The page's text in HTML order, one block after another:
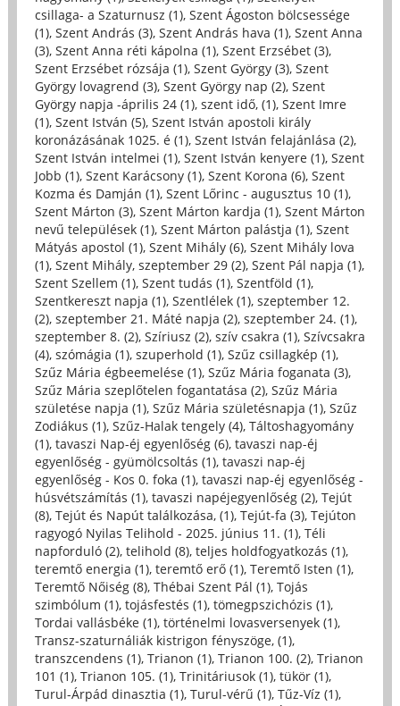
csillaga- a Szaturnusz (1), Szent Ágoston bölcsessége
(1), Szent András (3), Szent András hava (1), Szent Anna
(3), Szent Anna réti kápolna (1), Szent Erzsébet (3),
Szent Erzsébet rózsája (1), Szent György (3), Szent
György lovagrend (3), Szent György nap (2), Szent
György napja -április 24 (1), szent idő, (1), Szent Imre
(1), Szent István (5), Szent István apostoli király
koronázásának 1025. é (1), Szent István felajánlása (2),
Szent István intelmei (1), Szent István kenyere (1), Szent
Jobb (1), Szent Karácsony (1), Szent Korona (6), Szent
Kozma és Damján (1), Szent Lőrinc - augusztus 10 (1),
Szent Márton (3), Szent Márton kardja (1), Szent Márton
nevű települések (1), Szent Márton palástja (1), Szent
Mátyás apostol (1), Szent Mihály (6), Szent Mihály lova
(1), Szent Mihály, szeptember 29 (2), Szent Pál napja (1),
Szent Szellem (1), Szent tudás (1), Szentföld (1),
Szentkereszt napja (1), Szentlélek (1), szeptember 12.
(2), szeptember 21. Máté napja (2), szeptember 24. (1),
szeptember 8. (2), Szíriusz (2), szív csakra (1), Szívcsakra
(4), szómágia (1), szuperhold (1), Szűz csillagkép (1),
Szűz Mária égbeemelése (1), Szűz Mária foganata (3),
Szűz Mária szeplőtelen fogantatása (2), Szűz Mária
születése napja (1), Szűz Mária születésnapja (1), Szűz
Zodiákus (1), Szűz-Halak tengely (4), Táltoshagyomány
(1), tavaszi Nap-éj egyenlőség (6), tavaszi nap-éj
egyenlőség - gyümölcsoltás (1), tavaszi nap-éj
egyenlőség - Kos 0. foka (1), tavaszi nap-éj egyenlőség -
húsvétszámítás (1), tavaszi napéjegyenlőség (2), Tejút
(8), Tejút és Napút találkozása, (1), Tejút-fa (3), Tejúton
ragyogó Nyilas Telihold - 2025. június 11. (1), Téli
napforduló (2), telihold (8), teljes holdfogyatkozás (1),
teremtő energia (1), teremtő erő (1), Teremtő Isten (1),
Teremtő Nőiség (8), Thébai Szent Pál (1), Tojás
szimbólum (1), tojásfestés (1), tömegpszichózis (1),
Tordai vallásbéke (1), történelmi lovasversenyek (1),
Transz-szaturnáliák kistrigon fényszöge, (1),
transzcendens (1), Trianon (1), Trianon 100. (2), Trianon
101 (1), Trianon 105. (1), Trinitáriusok (1), tükör (1),
Turul-Árpád dinasztia (1), Turul-vérű (1), Tűz-Víz (1),